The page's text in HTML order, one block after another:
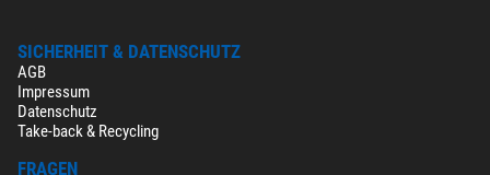
SICHERHEIT & DATENSCHUTZ
AGB
Impressum
Datenschutz
Take-back & Recycling
FRAGEN